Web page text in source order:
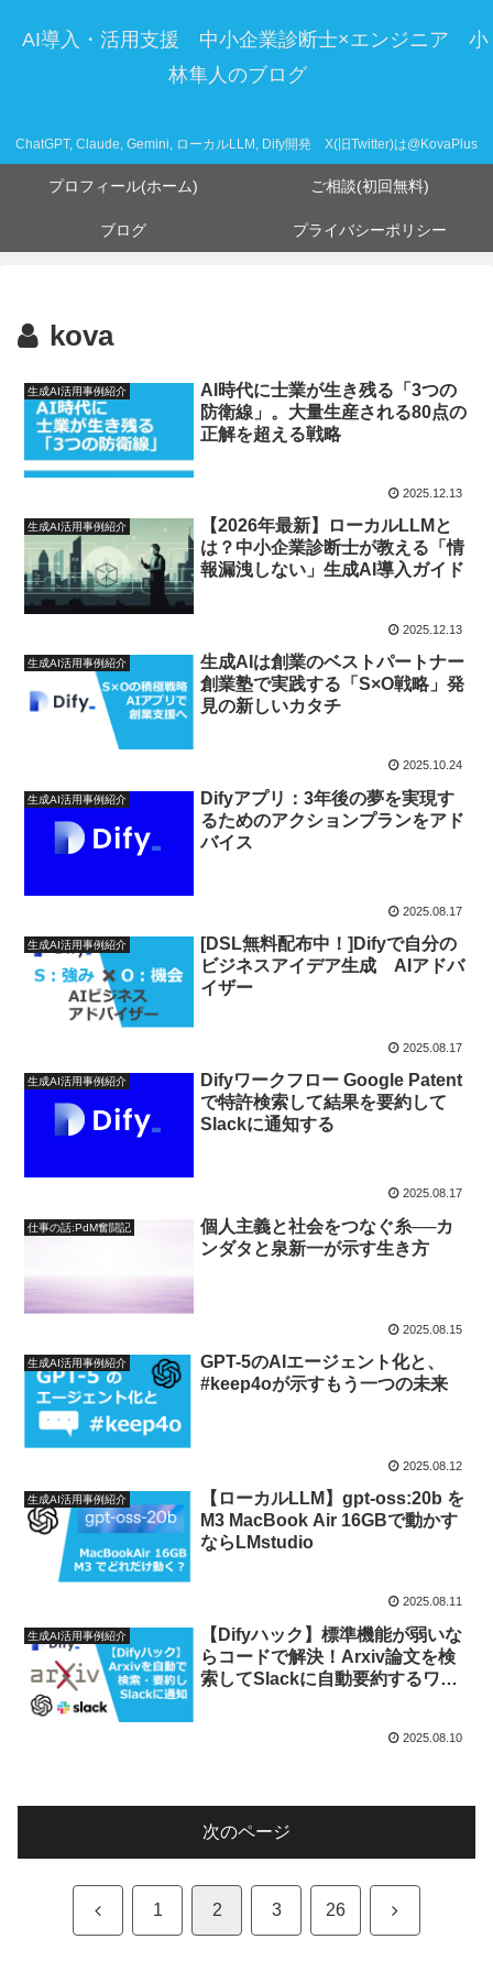
AI導入・活用支援 中小企業診断士×エンジニア 小
林隼人のブログ
ChatGPT, Claude, Gemini, ローカルLLM, Dify開発 X(旧Twitter)は@KovaPlus
プロフィール(ホーム) ご相談(初回無料)
ブログ プライバシーポリシー
kova
生成AI活用事例紹介
AI時代に士業が生き残る「3つの
防衛線」。大量生産される80点の
正解を超える戦略
2025.12.13
生成AI活用事例紹介
【2026年最新】ローカルLLMと
は？中小企業診断士が教える「情
報漏洩しない」生成AI導入ガイド
2025.12.13
生成AI活用事例紹介
生成AIは創業のベストパートナー
創業塾で実践する「S×O戦略」発
見の新しいカタチ
2025.10.24
生成AI活用事例紹介
Difyアプリ：3年後の夢を実現す
るためのアクションプランをアド
バイス
2025.08.17
生成AI活用事例紹介
[DSL無料配布中！]Difyで自分の
ビジネスアイデア生成 AIアドバ
イザー
2025.08.17
生成AI活用事例紹介
Difyワークフロー Google Patent
で特許検索して結果を要約して
Slackに通知する
2025.08.17
仕事の話:PdM奮闘記
個人主義と社会をつなぐ糸──カ
ンダタと泉新一が示す生き方
2025.08.15
生成AI活用事例紹介
GPT-5のAIエージェント化と、
#keep4oが示すもう一つの未来
2025.08.12
生成AI活用事例紹介
【ローカルLLM】gpt-oss:20b を
M3 MacBook Air 16GBで動かす
ならLMstudio
2025.08.11
生成AI活用事例紹介
【Difyハック】標準機能が弱いな
らコードで解決！Arxiv論文を検
索してSlackに自動要約するワー
2025.08.10
次のページ
前 1 2 3 26 次